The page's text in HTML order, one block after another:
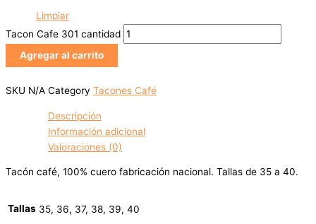
Limpiar
Tacon Cafe 301 cantidad
Agregar al carrito
SKU N/A Category Tacones Café
Descripción
Información adicional
Valoraciones (0)
Tacón café, 100% cuero fabricación nacional. Tallas de 35 a 40.
Tallas 35, 36, 37, 38, 39, 40